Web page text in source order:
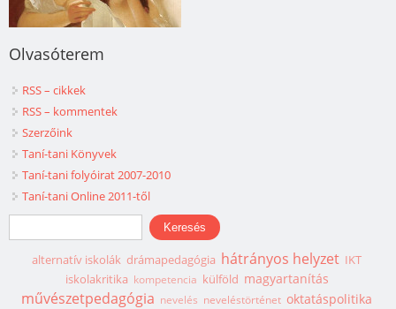
Olvasóterem
RSS – cikkek
RSS – kommentek
Szerzőink
Taní-tani Könyvek
Taní-tani folyóirat 2007-2010
Taní-tani Online 2011-től
Keresés űrlap
Keresés
alternatív iskolák drámapedagógia hátrányos helyzet IKT
iskolakritika kompetencia külföld magyartanítás
művészetpedagógia nevelés neveléstörténet oktatáspolitika